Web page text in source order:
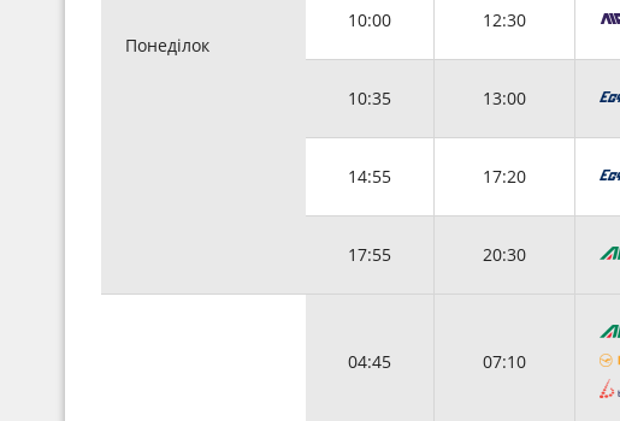
Понеділок
10:00 12:30
10:35 13:00
14:55 17:20
17:55 20:30
04:45 07:10